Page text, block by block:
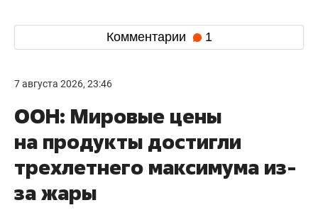
Комментарии 1
7 августа 2026, 23:46
ООН: Мировые цены
на продукты достигли
трехлетнего максимума из-
за жары